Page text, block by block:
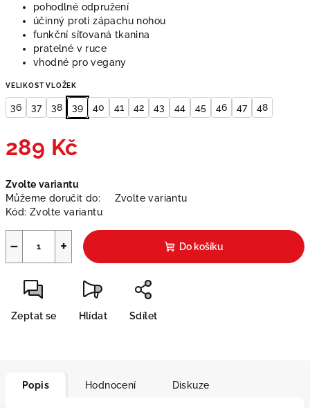
pohodlné odpružení
účinný proti zápachu nohou
funkční síťovaná tkanina
pratelné v ruce
vhodné pro vegany
VELIKOST VLOŽEK
36 37 38 39 40 41 42 43 44 45 46 47 48
289 Kč
cena:
Zvolte variantu
Můžeme doručit do:
Zvolte variantu
Kód: Zvolte variantu
+
− Do košíku
Zeptat se Hlídat Sdílet
Popis Hodnocení Diskuze